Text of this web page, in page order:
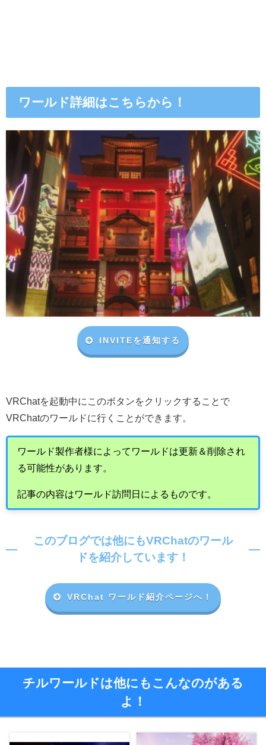
ワールド詳細はこちらから！
INVITEを通知する
VRChatを起動中にこのボタンをクリックすることで
VRChatのワールドに行くことができます。
ワールド製作者様によってワールドは更新＆削除され
る可能性があります。
記事の内容はワールド訪問日によるものです。
このブログでは他にもVRChatのワール
ドを紹介しています！
VRChat ワールド紹介ページへ！
チルワールドは他にもこんなのがある
よ！